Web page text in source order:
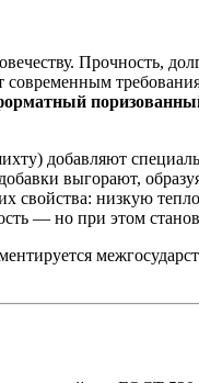
Прочность,
современным
добавляют
выгорают,
свойства: низкую
— но при этом